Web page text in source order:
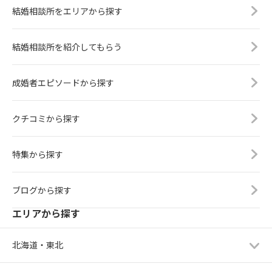
結婚相談所をエリアから探す
結婚相談所を紹介してもらう
成婚者エピソードから探す
クチコミから探す
特集から探す
ブログから探す
エリアから探す
北海道・東北